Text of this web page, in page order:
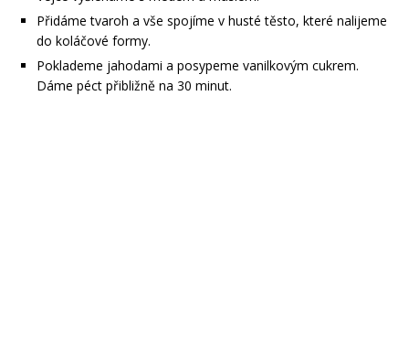
Přidáme tvaroh a vše spojíme v husté těsto, které nalijeme
do koláčové formy.
Poklademe jahodami a posypeme vanilkovým cukrem.
Dáme péct přibližně na 30 minut.